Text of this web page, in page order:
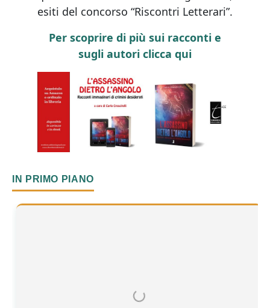
esiti del concorso “Riscontri Letterari”.
Per scoprire di più sui racconti e
sugli autori clicca qui
IN PRIMO PIANO